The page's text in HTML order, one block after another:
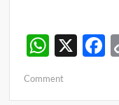
W
h
at
X
F
Commenton